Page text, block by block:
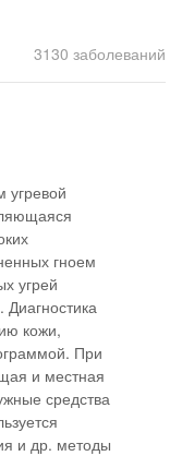
3130 заболеваний
угревой
гноем
угрей
кожи,
При
и местная
средства
и др. методы